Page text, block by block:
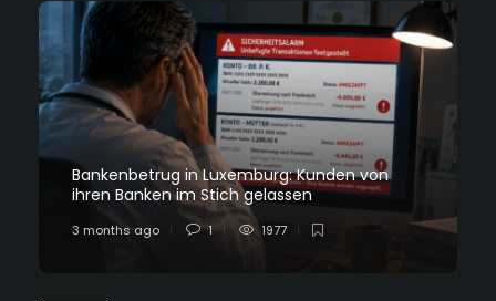
Bankenbetrug in Luxemburg: Kunden von
ihren Banken im Stich gelassen
3 months ago 1 1977